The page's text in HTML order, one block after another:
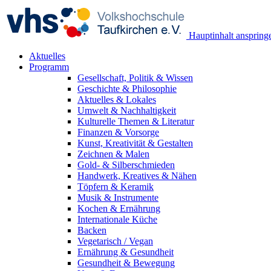
Hauptinhalt
Aktuelles
Programm
Gesellschaft, Politik & Wissen
Geschichte & Philosophie
Aktuelles & Lokales
Umwelt & Nachhaltigkeit
Kulturelle Themen & Literatur
Finanzen & Vorsorge
Kunst, Kreativität & Gestalten
Zeichnen & Malen
Gold- & Silberschmieden
Handwerk, Kreatives & Nähen
Töpfern & Keramik
Musik & Instrumente
Kochen & Ernährung
Internationale Küche
Backen
Vegetarisch / Vegan
Ernährung & Gesundheit
Gesundheit & Bewegung